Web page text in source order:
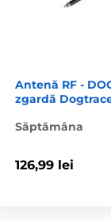
Antenă RF -
zgardă
Săptămâna
126,99 lei